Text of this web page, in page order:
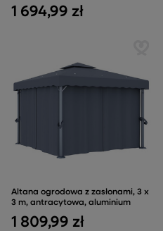
1 694,99 zł
Altana ogrodowa z zasłonami, 3 x
3 m, antracytowa, aluminium
1 809,99 zł